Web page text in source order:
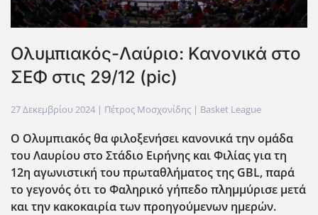
Ολυμπιακός-Λαύριο: Κανονικά στο
ΣΕΦ στις 29/12 (pic)
27 Δεκεμβρίου 2024 | Πέτρος Μοσχονίδης | Basket League
Ο Ολυμπιακός θα φιλοξενήσει κανονικά την ομάδα
του Λαυρίου στο Στάδιο Ειρήνης και Φιλίας για τη
12η αγωνιστική του πρωταθλήματος της GBL, παρά
το γεγονός ότι το Φαληρικό γήπεδο πλημμύρισε μετά
και την κακοκαιρία των προηγούμενων ημερών.